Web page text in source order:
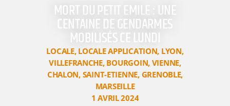
MORT DU PETIT EMILE : UNE
CENTAINE DE GENDARMES
MOBILISÉS CE LUNDI
LOCALE, LOCALE APPLICATION, LYON,
VILLEFRANCHE, BOURGOIN, VIENNE,
CHALON, SAINT-ETIENNE, GRENOBLE,
MARSEILLE
1 AVRIL 2024